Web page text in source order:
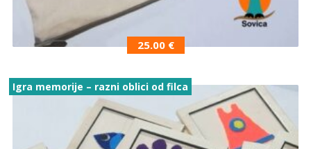
25.00 €
Igra memorije – razni oblici od filca